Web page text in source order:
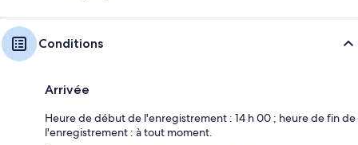
Conditions
Arrivée
Heure de début de l'enregistrement : 14 h 00 ; heure de fin de
l'enregistrement : à tout moment.